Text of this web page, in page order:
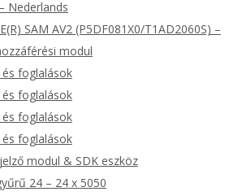
Nederlands
SAM AV2 (P5DF081X0/T1AD2060S) –
modul
és foglalások
és foglalások
és foglalások
és foglalások
modul & SDK eszköz
24 – 24 x 5050